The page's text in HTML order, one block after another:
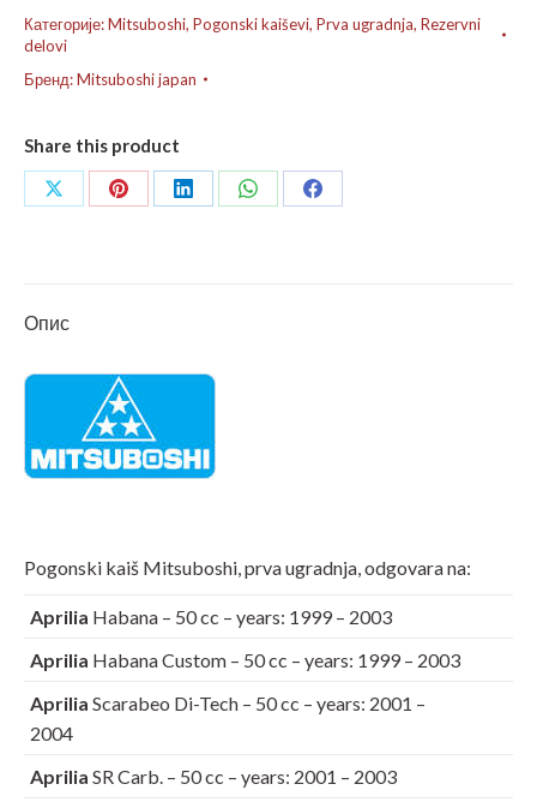
Katana
50cc
количина
Категорије:Mitsuboshi, Pogonski kaiševi, Prva ugradnja, Rezervni
delovi
Бренд:Mitsuboshi japan
Share this product
Share
Share
Share
Share
Share
Опис
Pogonski kaiš Mitsuboshi, prva ugradnja, odgovara na:
Aprilia Habana – 50 cc – years: 1999 – 2003
Aprilia Habana Custom – 50 cc – years: 1999 – 2003
Aprilia Scarabeo Di-Tech – 50 cc – years: 2001 –
2004
Aprilia SR Carb. – 50 cc – years: 2001 – 2003